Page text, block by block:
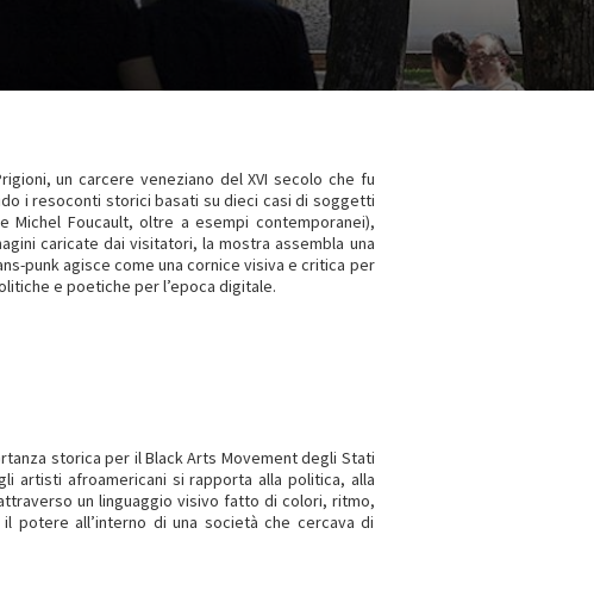
un carcere veneziano del XVI secolo che fu
i resoconti storici basati su dieci casi di soggetti
Foucault, oltre a esempi contemporanei),
caricate dai visitatori, la mostra assembla una
punk agisce come una cornice visiva e critica per
e poetiche per l’epoca digitale.
storica per il Black Arts Movement degli Stati
artisti afroamericani si rapporta alla politica, alla
un linguaggio visivo fatto di colori, ritmo,
potere all’interno di una società che cercava di